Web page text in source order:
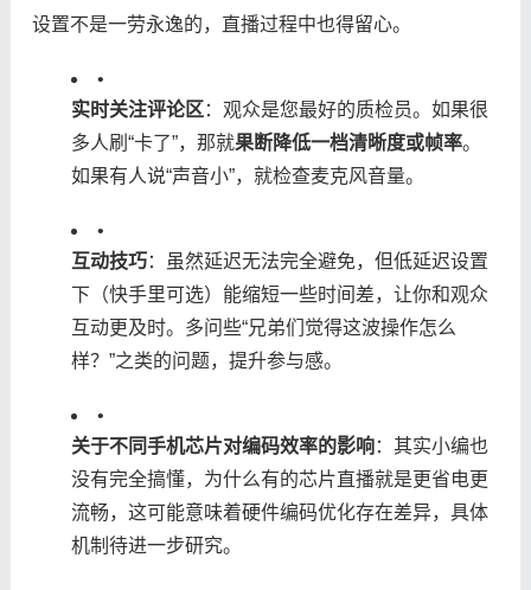
设置不是一劳永逸的，直播过程中也得留心。
•
​实时关注评论区​ ​：观众是您最好的质检员。如果很
多人刷“卡了”，那就​​果断降低一档清晰度或帧率​​。
如果有人说“声音小”，就检查麦克风音量。
•
​互动技巧​​：虽然延迟无法完全避免，但低延迟设置
下（快手里可选）能缩短一些时间差，让你和观众
互动更及时。多问些“兄弟们觉得这波操作怎么
样？”之类的问题，提升参与感。
•
​关于不同手机芯片对编码效率的影响​​：其实小编也
没有完全搞懂，为什么有的芯片直播就是更省电更
流畅，这可能意味着硬件编码优化存在差异，具体
机制待进一步研究。